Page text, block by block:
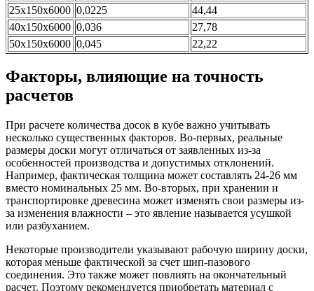
25х150х6000 0,0225
44,44
40х150х6000 0,036
27,78
50х150х6000 0,045 22,22
Факторы, влияющие на точность
расчетов
При расчете количества досок в кубе важно учитывать
несколько существенных факторов. Во-первых, реальные
размеры доски могут отличаться от заявленных из-за
особенностей производства и допустимых отклонений.
Например, фактическая толщина может составлять 24-26 мм
вместо номинальных 25 мм. Во-вторых, при хранении и
транспортировке древесина может изменять свои размеры из-
за изменения влажности – это явление называется усушкой
или разбуханием.
Некоторые производители указывают рабочую ширину доски,
которая меньше фактической за счет шип-пазового
соединения. Это также может повлиять на окончательный
расчет. Поэтому рекомендуется приобретать материал с